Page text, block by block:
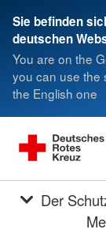
Sie befinden
deutschen
You are on the
you can use the
the English one